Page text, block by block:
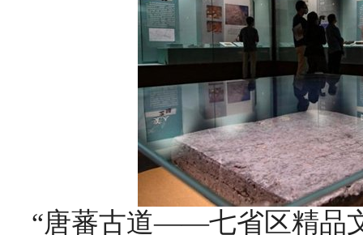
“唐蕃古道——七省区精品